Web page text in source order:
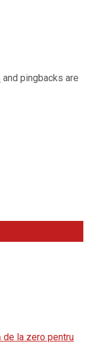
and pingbacks are
de la zero pentru